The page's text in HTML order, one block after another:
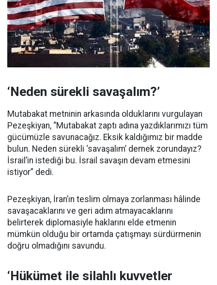
‘Neden sürekli savaşalım?’
Mutabakat metninin arkasında olduklarını vurgulayan
Pezeşkiyan, “Mutabakat zaptı adına yazdıklarımızı tüm
gücümüzle savunacağız. Eksik kaldığımız bir madde
bulun. Neden sürekli ‘savaşalım’ demek zorundayız?
İsrail’in istediği bu. İsrail savaşın devam etmesini
istiyor” dedi.
Pezeşkiyan, İran’ın teslim olmaya zorlanması hâlinde
savaşacaklarını ve geri adım atmayacaklarını
belirterek diplomasiyle haklarını elde etmenin
mümkün olduğu bir ortamda çatışmayı sürdürmenin
doğru olmadığını savundu.
‘Hükümet ile silahlı kuvvetler